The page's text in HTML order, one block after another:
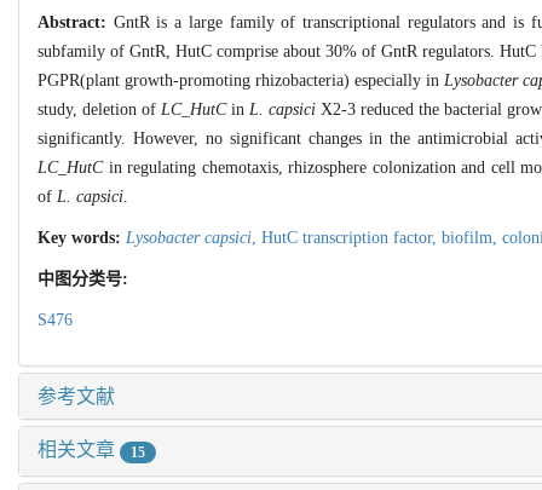
Abstract: GntR is a large family of transcriptional regulators and is
subfamily of GntR, HutC comprise about 30% of GntR regulators.
PGPR(plant growth-promoting rhizobacteria) especially in Lysobacter
study, deletion ofLC_HutCinL. capsici X2-3 reduced the bacterial
significantly. However, no significant changes in the antimicrobial
LC_HutCin regulating chemotaxis, rhizosphere colonization and cell
of L. capsici.
Key words: Lysobacter capsici, HutC transcription factor, biofilm,
中图分类号:
S476
参考文献
相关文章 15